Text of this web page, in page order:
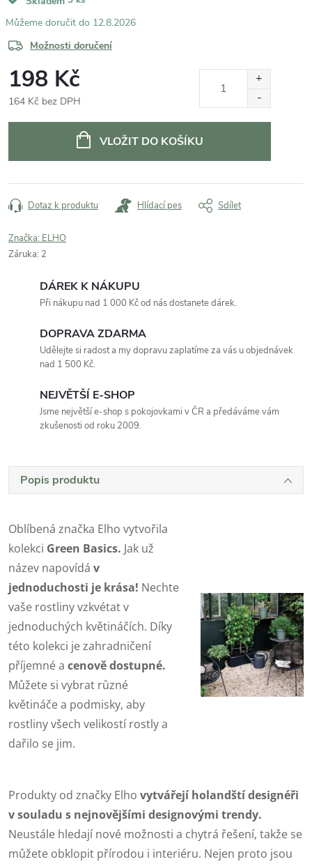
12.8.2026
Možnosti doručení
198 Kč
164 Kč bez DPH
VLOŽIT DO KOŠÍKU
Dotaz k produktu Hlídací pes Sdílet
Značka: ELHO
Záruka: 2
DÁREK K NÁKUPU
Při nákupu nad 1 000 Kč od nás dostanete dárek.
DOPRAVA ZDARMA
Udělejte si radost a my dopravu zaplatíme za vás u objednávek
nad 1 500 Kč.
NEJVĚTŠÍ E-SHOP
Jsme největší e-shop s pokojovkami v ČR a předáváme vám
zkušenosti od roku 2009.
Popis produktu
Oblíbená značka Elho vytvořila
kolekci Green Basics. Jak už
název napovídá v
jednoduchosti je krása! Nechte
vaše rostliny vzkvétat v
jednoduchých květináčích. Díky
této kolekci je zahradničení
příjemné a cenově dostupné.
Můžete si vybrat různé
květináče a podmisky, aby
rostliny všech velikostí rostly a
dařilo se jim.
Produkty od značky Elho vytvářejí holandští designéři
v souladu s nejnovějšími designovými trendy.
Neustále hledají nové možnosti a chytrá řešení, takže se
můžete obklopit přírodou i interiéru. Nejen proto jsou